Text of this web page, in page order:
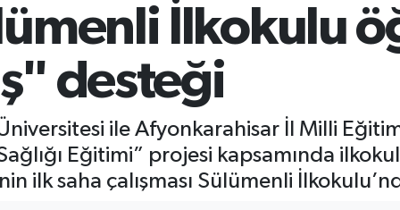
İlkokulu
desteği
ile Afyonkarahisar İl Milli
Eğitimi” projesi kapsamında
ilk saha çalışması Sülümenli